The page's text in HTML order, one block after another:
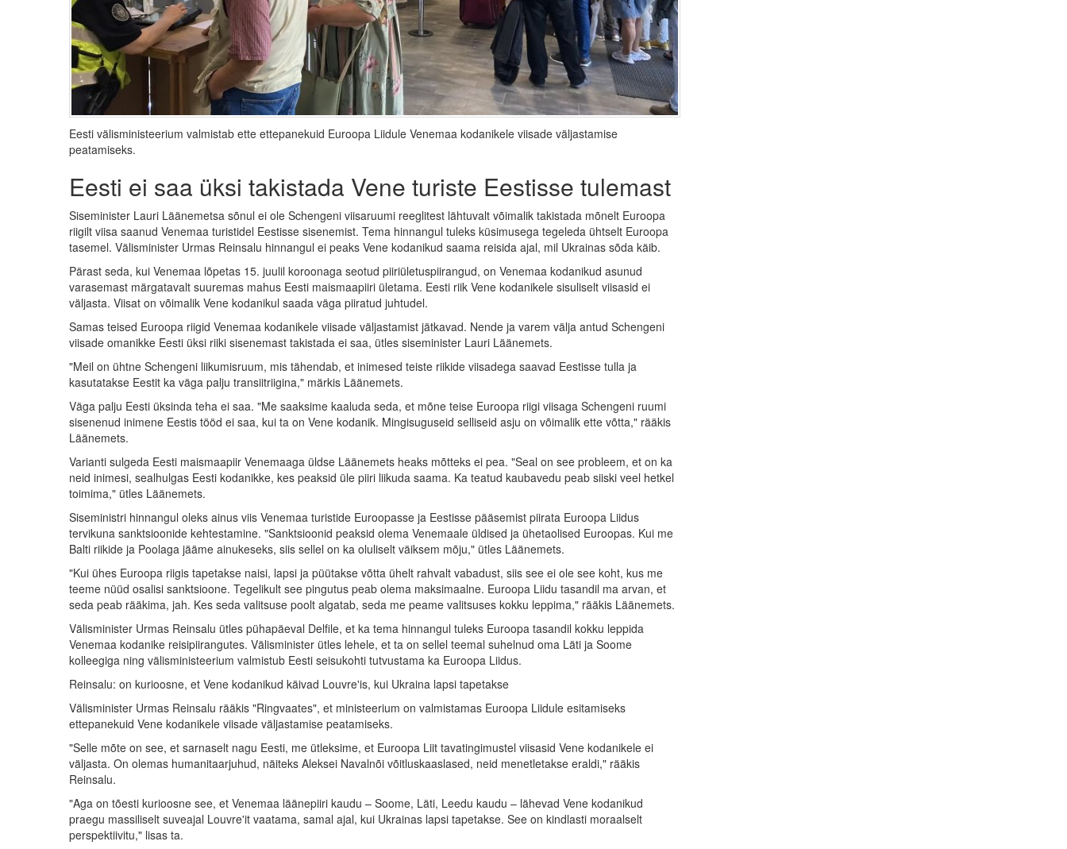
Eesti välisministeerium valmistab ette ettepanekuid Euroopa Liidule Venemaa kodanikele viisade väljastamise
peatamiseks.
Eesti ei saa üksi takistada Vene turiste Eestisse tulemast
Siseminister Lauri Läänemetsa sõnul ei ole Schengeni viisaruumi reeglitest lähtuvalt võimalik takistada mõnelt Euroopa
riigilt viisa saanud Venemaa turistidel Eestisse sisenemist. Tema hinnangul tuleks küsimusega tegeleda ühtselt Euroopa
tasemel. Välisminister Urmas Reinsalu hinnangul ei peaks Vene kodanikud saama reisida ajal, mil Ukrainas sõda käib.
Pärast seda, kui Venemaa lõpetas 15. juulil koroonaga seotud piiriületuspiirangud, on Venemaa kodanikud asunud
varasemast märgatavalt suuremas mahus Eesti maismaapiiri ületama. Eesti riik Vene kodanikele sisuliselt viisasid ei
väljasta. Viisat on võimalik Vene kodanikul saada väga piiratud juhtudel.
Samas teised Euroopa riigid Venemaa kodanikele viisade väljastamist jätkavad. Nende ja varem välja antud Schengeni
viisade omanikke Eesti üksi riiki sisenemast takistada ei saa, ütles siseminister Lauri Läänemets.
"Meil on ühtne Schengeni liikumisruum, mis tähendab, et inimesed teiste riikide viisadega saavad Eestisse tulla ja
kasutatakse Eestit ka väga palju transiitriigina," märkis Läänemets.
Väga palju Eesti üksinda teha ei saa. "Me saaksime kaaluda seda, et mõne teise Euroopa riigi viisaga Schengeni ruumi
sisenenud inimene Eestis tööd ei saa, kui ta on Vene kodanik. Mingisuguseid selliseid asju on võimalik ette võtta," rääkis
Läänemets.
Varianti sulgeda Eesti maismaapiir Venemaaga üldse Läänemets heaks mõtteks ei pea. "Seal on see probleem, et on ka
neid inimesi, sealhulgas Eesti kodanikke, kes peaksid üle piiri liikuda saama. Ka teatud kaubavedu peab siiski veel hetkel
toimima," ütles Läänemets.
Siseministri hinnangul oleks ainus viis Venemaa turistide Euroopasse ja Eestisse pääsemist piirata Euroopa Liidus
tervikuna sanktsioonide kehtestamine. "Sanktsioonid peaksid olema Venemaale üldised ja ühetaolised Euroopas. Kui me
Balti riikide ja Poolaga jääme ainukeseks, siis sellel on ka oluliselt väiksem mõju," ütles Läänemets.
"Kui ühes Euroopa riigis tapetakse naisi, lapsi ja püütakse võtta ühelt rahvalt vabadust, siis see ei ole see koht, kus me
teeme nüüd osalisi sanktsioone. Tegelikult see pingutus peab olema maksimaalne. Euroopa Liidu tasandil ma arvan, et
seda peab rääkima, jah. Kes seda valitsuse poolt algatab, seda me peame valitsuses kokku leppima," rääkis Läänemets.
Välisminister Urmas Reinsalu ütles pühapäeval Delfile, et ka tema hinnangul tuleks Euroopa tasandil kokku leppida
Venemaa kodanike reisipiirangutes. Välisminister ütles lehele, et ta on sellel teemal suhelnud oma Läti ja Soome
kolleegiga ning välisministeerium valmistub Eesti seisukohti tutvustama ka Euroopa Liidus.
Reinsalu: on kurioosne, et Vene kodanikud käivad Louvre'is, kui Ukraina lapsi tapetakse
Välisminister Urmas Reinsalu rääkis "Ringvaates", et ministeerium on valmistamas Euroopa Liidule esitamiseks
ettepanekuid Vene kodanikele viisade väljastamise peatamiseks.
"Selle mõte on see, et sarnaselt nagu Eesti, me ütleksime, et Euroopa Liit tavatingimustel viisasid Vene kodanikele ei
väljasta. On olemas humanitaarjuhud, näiteks Aleksei Navalnõi võitluskaaslased, neid menetletakse eraldi," rääkis
Reinsalu.
"Aga on tõesti kurioosne see, et Venemaa läänepiiri kaudu – Soome, Läti, Leedu kaudu – lähevad Vene kodanikud
praegu massiliselt suveajal Louvre'it vaatama, samal ajal, kui Ukrainas lapsi tapetakse. See on kindlasti moraalselt
perspektiivitu," lisas ta.